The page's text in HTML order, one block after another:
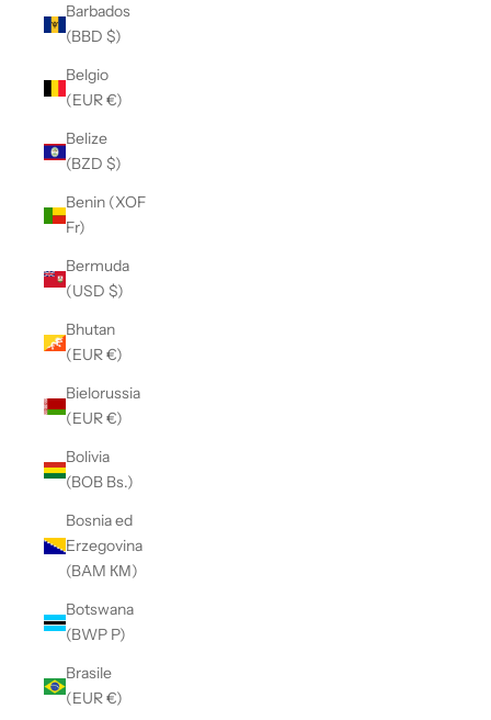
Barbados
(BBD $)
Belgio
(EUR €)
Belize
(BZD $)
Benin (XOF
Fr)
Bermuda
(USD $)
Bhutan
(EUR €)
Bielorussia
(EUR €)
Bolivia
(BOB Bs.)
Bosnia ed
Erzegovina
(BAM КМ)
Botswana
(BWP P)
Brasile
(EUR €)